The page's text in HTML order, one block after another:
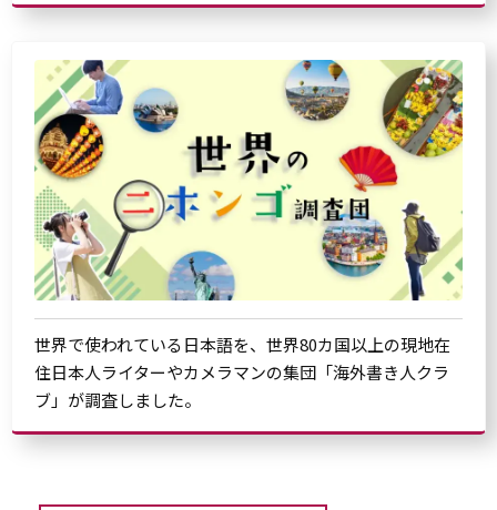
世界で使われている日本語を、世界80カ国以上の現地在
住日本人ライターやカメラマンの集団「海外書き人クラ
ブ」が調査しました。